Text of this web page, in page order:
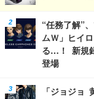
“任務了解”
ムＷ」ヒイ
る…！ 新規
登場
「ジョジョ